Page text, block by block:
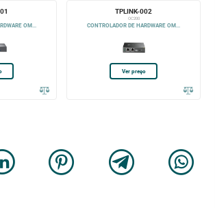
OM...
TPLINK-002
OC200
CONTROLADOR DE HARDWARE OM...
Ver preço